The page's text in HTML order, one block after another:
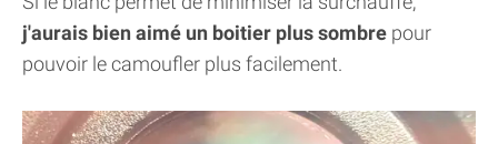
j'aurais bien aimé un boitier plus sombre pour
pouvoir le camoufler plus facilement.